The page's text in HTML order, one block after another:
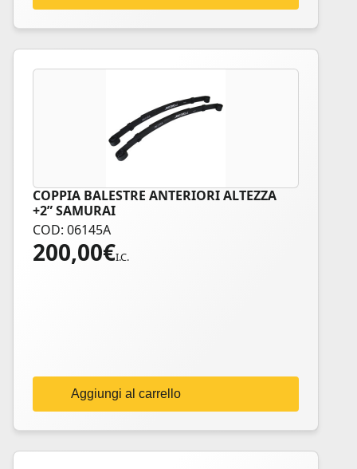
COPPIA BALESTRE ANTERIORI ALTEZZA
+2” SAMURAI
COD: 06145A
200,00€I.C.
Aggiungi al carrello